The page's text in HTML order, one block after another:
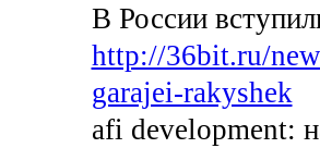
В России
http://36bit.ru/
garajei-rakyshek
afi development: